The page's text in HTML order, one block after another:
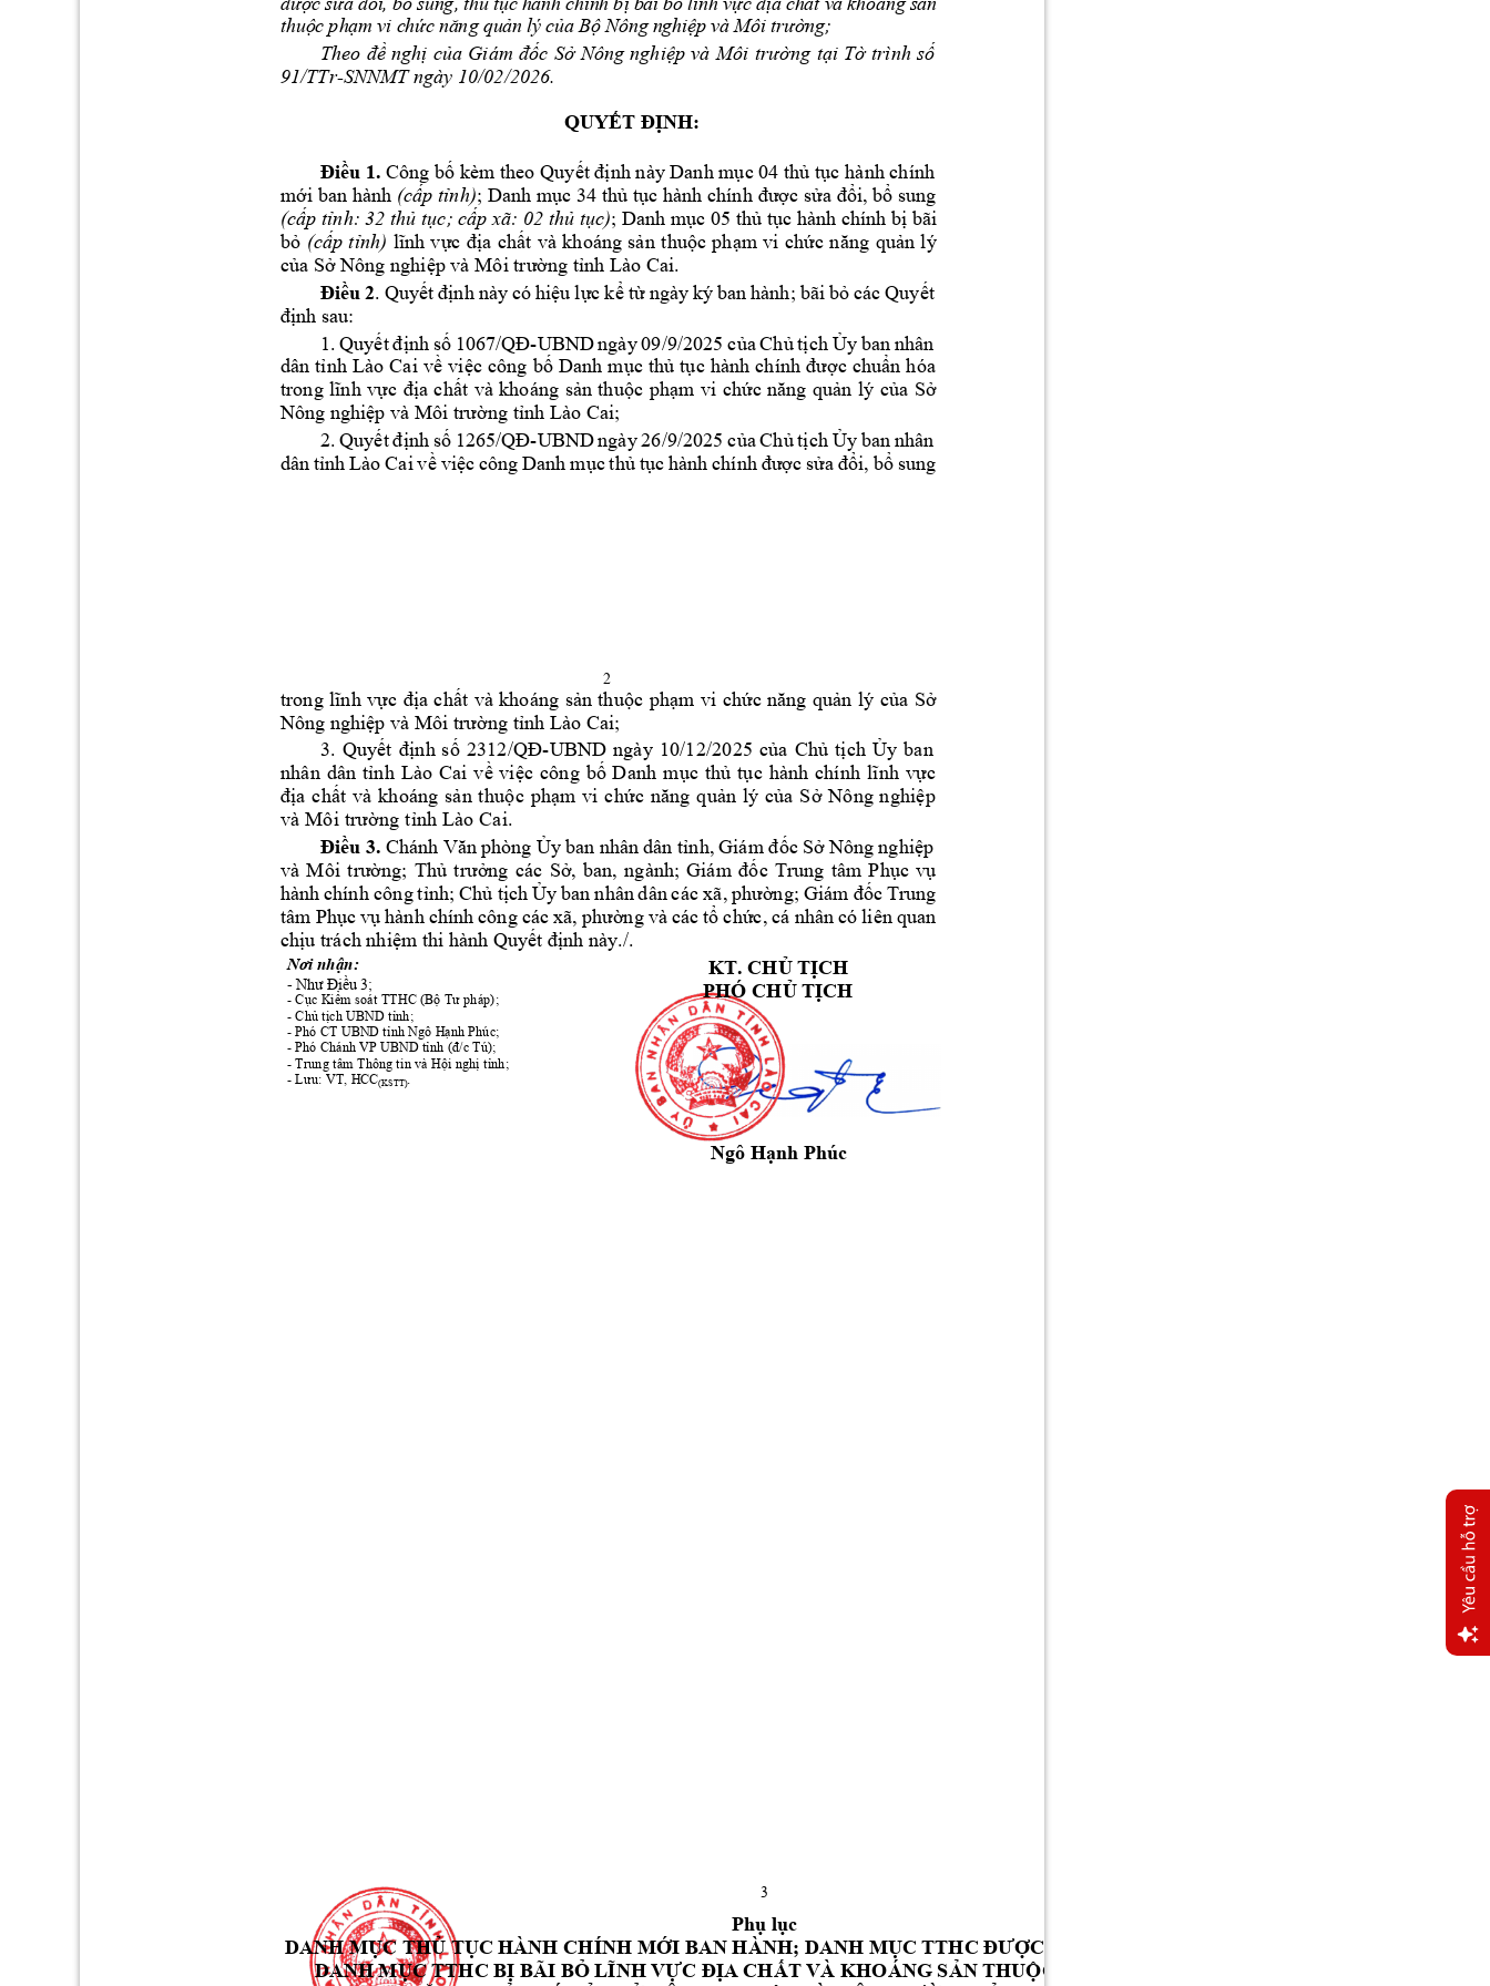
thuộc phạm vi chức năng quản lý của BộNông nghiệp và Môi trường;
Theo đề nghị của Giám đốc Sở Nông nghiệp và Môi trường tại Tờ trình số
91/TTr-SNNMT ngày 10/02/2026.
QUYẾTĐỊNH:
Điều 1. Công bố kèm theo Quyếtđịnh này Danh mục 04 thủ tục hành chính
mới ban hành (cấp tỉnh); Danh mục 34 thủ tục hành chính được sửa đổi, bổ sung
(cấp tỉnh: 32 thủ tục; cấp xã: 02 thủ tục); Danh mục 05 thủ tục hành chính bị bãi
bỏ (cấp tỉnh) lĩnh vực địa chất và khoáng sản thuộc phạm vi chức năng quản lý
của Sở Nông nghiệp và Môi trường tỉnh Lào Cai.
Điều2. Quyếtđịnhnày có hiệulựckểtừngày ký ban hành; bãi bỏcác Quyết
định sau:
1. Quyếtđịnh số 1067/QĐ-UBNDngày 09/9/2025 củaChủtịchỦyban nhân
dân tỉnh Lào Cai về việc công bố Danh mục thủ tục hành chính được chuẩn hóa
trong lĩnh vực địa chất và khoáng sản thuộc phạm vi chức năng quản lý của Sở
Nông nghiệp và Môi trường tỉnh Lào Cai;
2. Quyếtđịnh số 1265/QĐ-UBNDngày 26/9/2025 củaChủtịchỦyban nhân
dân tỉnhLào Cai vềviệccông Danh mụcthủtụchành chính được sửađổi, bổ sung
2
trong lĩnh vực địa chất và khoáng sản thuộc phạm vi chức năng quản lý của Sở
Nông nghiệp và Môi trường tỉnh Lào Cai;
3. Quyết định số 2312/QĐ-UBND ngày 10/12/2025 của Chủ tịch Ủy ban
nhân dân tỉnh Lào Cai về việc công bố Danh mục thủ tục hành chính lĩnh vực
địa chất và khoáng sản thuộc phạm vi chức năng quản lý của Sở Nông nghiệp
và Môi trường tỉnh Lào Cai.
Điều 3. Chánh Vănphòng Ủyban nhân dân tỉnh,Giám đốc Sở Nông nghiệp
và Môi trường; Thủ trưởng các Sở, ban, ngành; Giám đốc Trung tâm Phục vụ
hành chính công tỉnh; Chủ tịchỦyban nhân dân các xã, phường; Giám đốcTrung
tâm Phụcvụhành chính công các xã, phườngvà các tổchức,cá nhân có liên quan
chịu trách nhiệm thi hành Quyết định này./.
Nơi nhận:
- Như Điều 3;
- Cục Kiểm soát TTHC (Bộ Tư pháp);
- Chủ tịch UBND tỉnh;
- Phó CT UBND tỉnh Ngô Hạnh Phúc;
- Phó Chánh VP UBND tỉnh (đ/c Tú);
- Trung tâm Thông tin và Hội nghị tỉnh;
- Lưu: VT, HCC(KSTT).
KT. CHỦTỊCH
PHÓ CHỦTỊCH
Ngô Hạnh Phúc
3
Phụ lục
DANH MỤC THỦTỤC HÀNH CHÍNH MỚI BAN HÀNH; DANH MỤC TTHC ĐƯỢC
DANH MỤC TTHC BỊ BÃI BỎLĨNHVỰC ĐỊACHẤT VÀ KHOÁNG SẢNTHUỘC